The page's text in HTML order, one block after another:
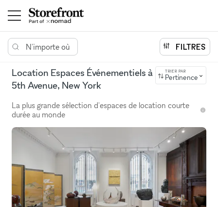
N'importe où FILTRES
Location Espaces Événementiels à
5th Avenue, New York
TRIER PAR
Pertinence
La plus grande sélection d'espaces de location courte
durée au monde